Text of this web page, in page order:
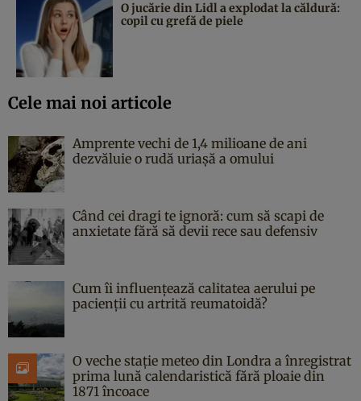
O jucărie din Lidl a explodat la căldură:
copil cu grefă de piele
Cele mai noi articole
Amprente vechi de 1,4 milioane de ani
dezvăluie o rudă uriașă a omului
Când cei dragi te ignoră: cum să scapi de
anxietate fără să devii rece sau defensiv
Cum îi influențează calitatea aerului pe
pacienții cu artrită reumatoidă?
O veche stație meteo din Londra a înregistrat
prima lună calendaristică fără ploaie din
1871 încoace